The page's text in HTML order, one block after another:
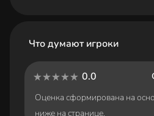
Что думают игроки
0.0
Оценка сформирована на
ниже на странице.